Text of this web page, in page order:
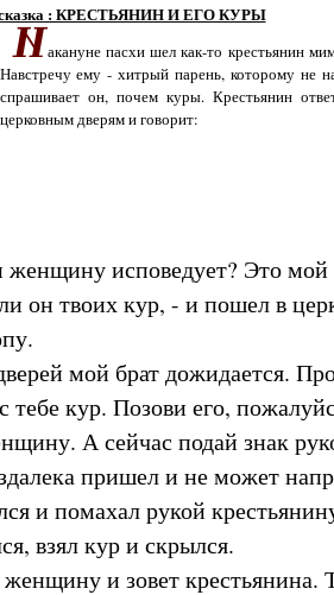
сказка : КРЕСТЬЯНИН И ЕГО КУРЫ
акануне пасхи шел как-то крестьянин
Навстречу ему - хитрый парень, которому не
спрашивает он, почем куры. Крестьянин
церковным дверям и говорит:
исповедует? Это
он твоих кур, - и пошел в
мой брат дожидается.
тебе кур. Позови его,
А сейчас подай знак
пришел и не может
и помахал рукой
взял кур и скрылся.
и зовет крестьянина.